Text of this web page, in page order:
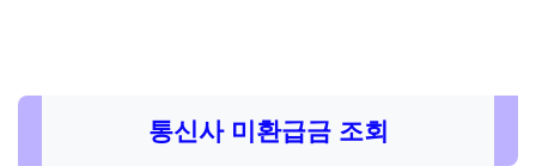
통신사 미환급금 조회